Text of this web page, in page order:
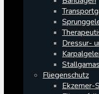
Dressur-
Fliegenschutz
Ekzemer-